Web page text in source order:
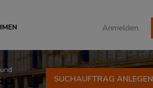
Anmelden
SUCHAUFTRAG ANLEGEN